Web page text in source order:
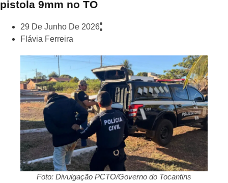
pistola 9mm no TO
29 De Junho De 2026
Flávia Ferreira
Foto: Divulgação PCTO/Governo do Tocantins